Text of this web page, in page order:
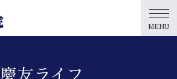
MENU
慶友ライフ